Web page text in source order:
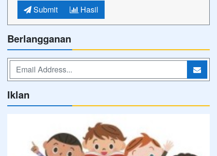
Submit Hasil
Berlangganan
Iklan